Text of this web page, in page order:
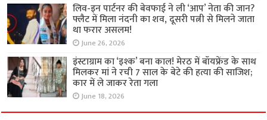
लिव-इन पार्टनर की बेवफाई ने ली ‘आप’ नेता की जान?
फ्लैट में मिला नंदनी का शव, दूसरी पत्नी से मिलने जाता
था फरार असलम!
June 26, 2026
इंस्टाग्राम का ‘इश्क’ बना काल! मेरठ में बॉयफ्रेंड के साथ
मिलकर मां ने रची 7 साल के बेटे की हत्या की साजिश;
कार में ले जाकर रेता गला
June 18, 2026